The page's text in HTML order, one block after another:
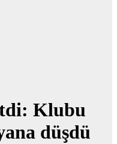
Klubu
düşdü